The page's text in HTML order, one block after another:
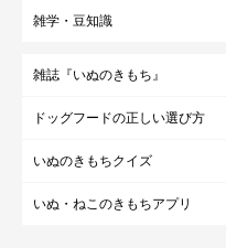
雑学・豆知識
雑誌『いぬのきもち』
ドッグフードの正しい選び方
いぬのきもちクイズ
いぬ・ねこのきもちアプリ